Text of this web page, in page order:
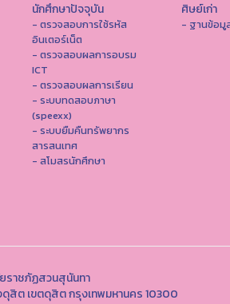
นักศึกษาปัจจุบัน
- ตรวจสอบการใช้รหัส
อินเตอร์เน็ต
- ตรวจสอบผลการอบรม
ICT
- ตรวจสอบผลการเรียน
- ระบบทดสอบภาษา
(speexx)
- ระบบยืมคืนทรัพยากร
สารสนเทศ
- สโมสรนักศึกษา
ศิษย์เก่า
- ฐานข้อมู
ราชภัฏสวนสุนันทา
ดุสิต เขตดุสิต กรุงเทพมหานคร 10300